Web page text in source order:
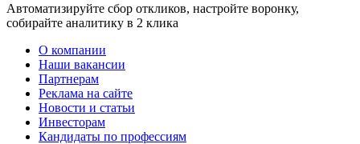
Автоматизируйте сбор откликов, настройте воронку,
собирайте аналитику в 2 клика
О компании
Наши вакансии
Партнерам
Реклама на сайте
Новости и статьи
Инвесторам
Кандидаты по профессиям